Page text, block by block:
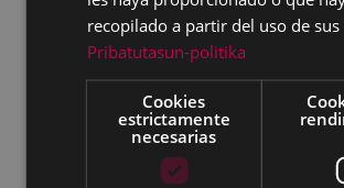
Dos plazas de técnico/a de
Dos técnicos/as de Informática
Arquitecto/a área de Urbanismo
Responsable de Informática
Procesos de estabilización
recopilado a partir del uso de sus
Pribatutasun-politika
Cookies
estrictamente
necesarias